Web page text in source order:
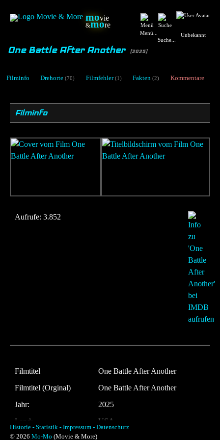
movie
&more
Menü...
Suche...
Unbekannt
One Battle After Another [2025]
Filminfo Drehorte (70) Filmfehler (1) Fakten (2) Kommentare
Filminfo
Aufrufe: 3.852
Filmtitel
One Battle After Another
Filmtitel (Orginal)
One Battle After Another
Jahr:
2025
Land:
USA
Laufzeit:
Historie - Statistik - Impressum - Datenschutz
© 2026 Mo-Mo (Movie & More)